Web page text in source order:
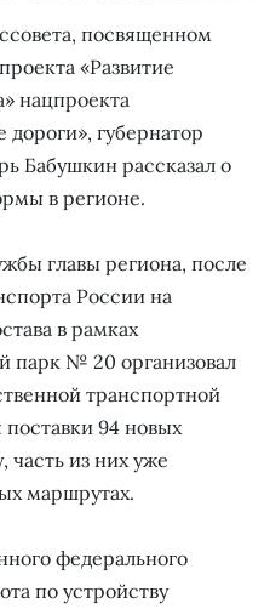
посвященном
«Развитие
нацпроекта
губернатор
Бабушкин рассказал о
в регионе.
главы региона, после
России на
в рамках
парк № 20 организовал
транспортной
94 новых
часть из них уже
маршрутах.
федерального
по устройству